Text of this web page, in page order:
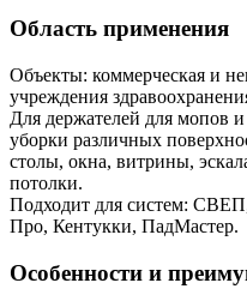
Область применения
Объекты: коммерческая и
учреждения
Для держателей для мопов
уборки различных
столы, окна, витрины,
потолки.
Подходит для систем:
Про, Кентукки, ПадМастер.
Особенности и